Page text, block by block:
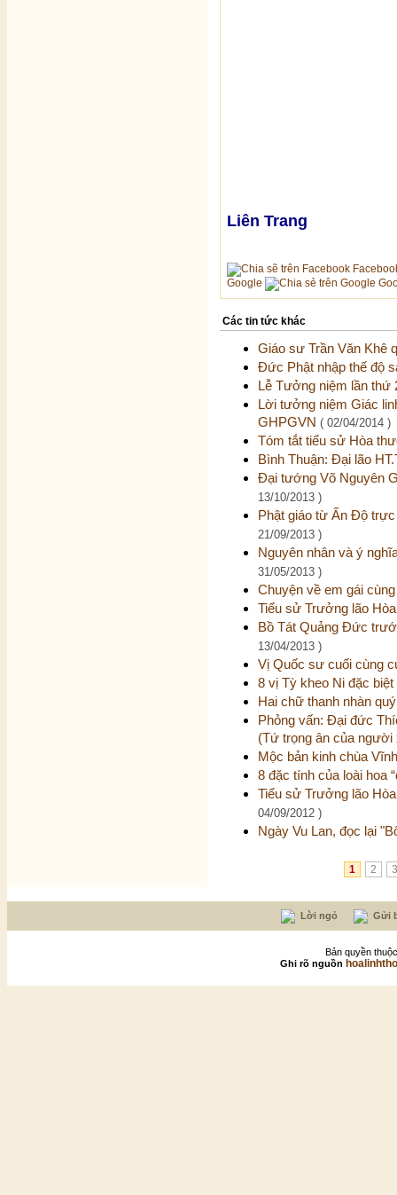
Liên Trang
Google
Các tin tức khác
Giáo sư Trần Văn Khê
Đức Phật nhập thế độ
Lễ Tưởng niệm lần
Lời tưởng niệm Giác
GHPGVN ( 02/04/2014 )
Tóm tắt tiểu sử Hòa
Bình Thuận: Đại lão
Đại tướng Võ Nguyên
13/10/2013 )
Phật giáo từ Ấn Độ
21/09/2013 )
Nguyên nhân và ý
31/05/2013 )
Chuyện về em gái
Tiểu sử Trưởng lão
Bồ Tát Quảng Đức
13/04/2013 )
Vị Quốc sư cuối cùng
8 vị Tỳ kheo Ni đặc
Hai chữ thanh nhàn
Phỏng vấn: Đại đức
(Tứ trọng ân của
Mộc bản kinh chùa
8 đặc tính của loài hoa
Tiểu sử Trưởng lão
04/09/2012 )
Ngày Vu Lan, đọc lại
1 2 3
Lời ngỏ Gửi
Bản quyền
Ghi rõ nguồn